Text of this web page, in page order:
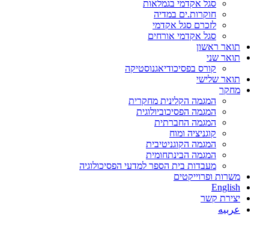
סגל אקדמי בגמלאות
חוקרות.ים במדיה
לזכרם סגל אקדמי
סגל אקדמי אורחים
תואר ראשון
תואר שני
קורס בפסיכודיאגנוסטיקה
תואר שלישי
מחקר
המגמה הקלינית מחקרית
המגמה הפסיכוביולוגית
המגמה החברתית
קוגניציה ומוח
המגמה הקוגניטיבית
המגמה הבינתחומית
מעבדות בית הספר למדעי הפסיכולוגיה
משרות ופרוייקטים
English
יצירת קשר
عربيه